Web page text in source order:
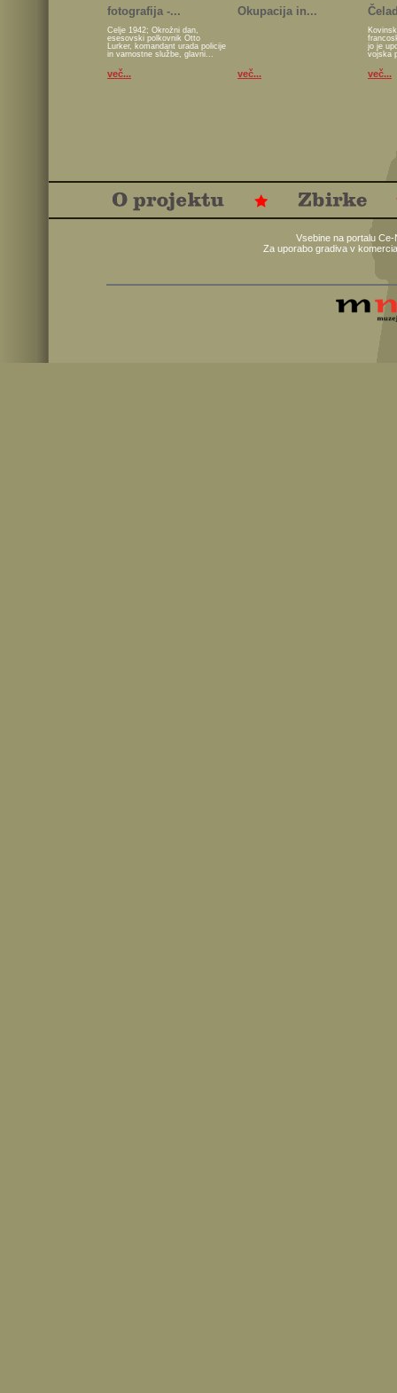
fotografija -...
Celje 1942; Okrožni dan,
esesovski polkovnik Otto
Lurker, komandant urada policije
in varnostne službe, glavni...
več...
Okupacija in...
več...
jo je
vojska
več...
Vsebine na portalu
Za uporabo gradiva v